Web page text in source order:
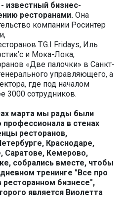
известный бизнес-
ресторанами. Она
компании Росинтер
T.G.I Fridays, Иль
и Мока-Лока,
«Две палочки» в Санкт-
управляющего, а
где под началом
3000 сотрудников.
марта мы рады были
профессионала в стенах
ресторанов,
Краснодаре,
Саратове, Кемерово,
собрались вместе, чтобы
тренинге "Все про
бизнесе",
является Виолетта